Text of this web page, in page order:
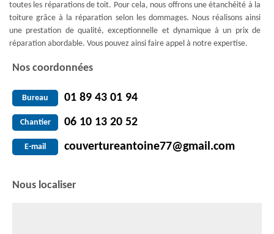
toutes les réparations de toit. Pour cela, nous offrons une étanchéité à la
toiture grâce à la réparation selon les dommages. Nous réalisons ainsi
une prestation de qualité, exceptionnelle et dynamique à un prix de
réparation abordable. Vous pouvez ainsi faire appel à notre expertise.
Nos coordonnées
Bureau 01 89 43 01 94
Chantier 06 10 13 20 52
E-mail couvertureantoine77@gmail.com
Nous localiser